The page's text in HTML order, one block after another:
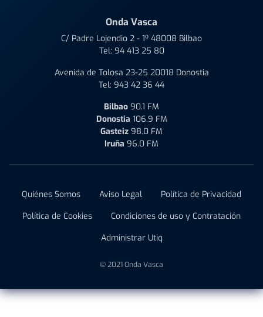
Onda Vasca
C/ Padre Lojendio 2 - 1º 48008 Bilbao
Tel: 94 413 25 80
Avenida de Tolosa 23-25 20018 Donostia
Tel: 943 42 36 44
Bilbao 90.1 FM
Donostia 106.9 FM
Gasteiz 98.0 FM
Iruña 96.0 FM
Quiénes Somos Aviso Legal
Política de Privacidad
Política de Cookies
Condiciones de uso y Contratación
Administrar Utiq
© 2021 Onda Vasca